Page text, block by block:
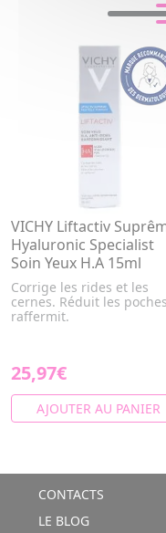
VICHY Liftactiv
Hyaluronic Specialist
Soin Yeux H.A 15ml
Corrige les rides et les
cernes. Réduit les
raffermit.
25,97€
AJOUTER AU PANIER
CONTACTS
LE BLOG